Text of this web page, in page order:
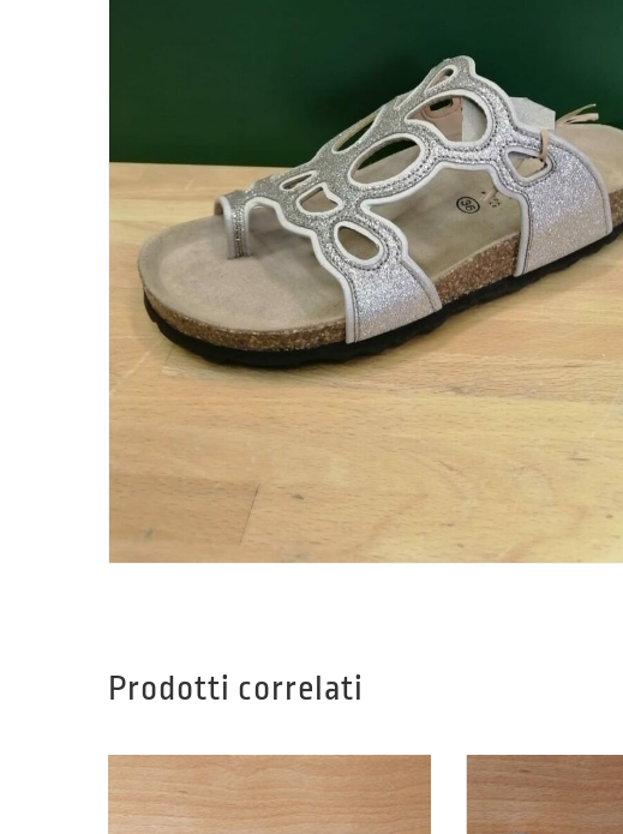
Prodotti correlati